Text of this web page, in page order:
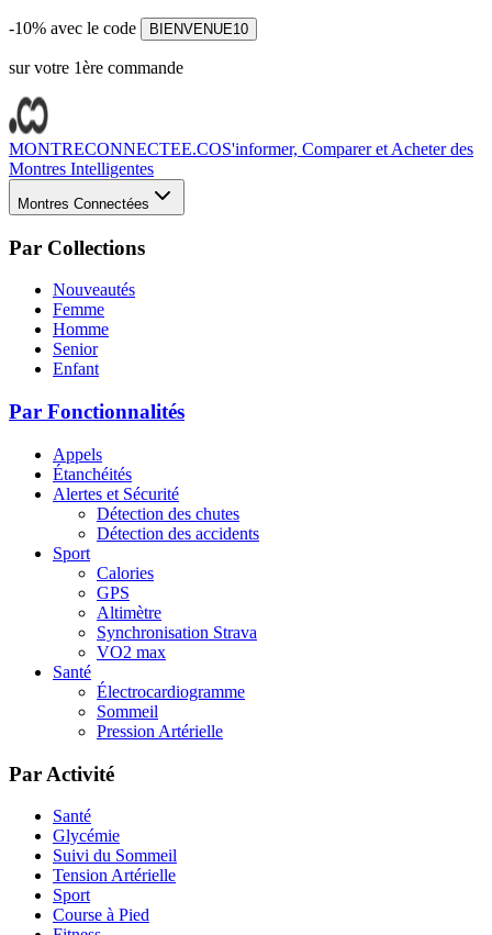
-10% avec le code BIENVENUE10
sur votre 1ère commande
MONTRECONNECTEE.COS'informer, Comparer et Acheter des
Montres Intelligentes
Montres Connectées
Par Collections
Nouveautés
Femme
Homme
Senior
Enfant
Par Fonctionnalités
Appels
Étanchéités
Alertes et Sécurité
Détection des chutes
Détection des accidents
Sport
Calories
GPS
Altimètre
Synchronisation Strava
VO2 max
Santé
Électrocardiogramme
Sommeil
Pression Artérielle
Par Activité
Santé
Glycémie
Suivi du Sommeil
Tension Artérielle
Sport
Course à Pied